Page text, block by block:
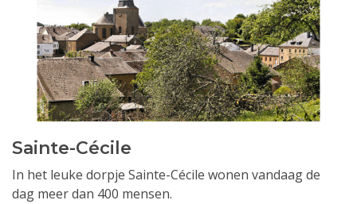
Sainte-Cécile
In het leuke dorpje Sainte-Cécile wonen vandaag de
dag meer dan 400 mensen.